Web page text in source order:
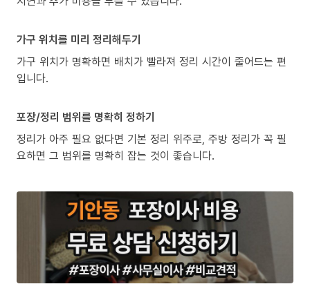
가구 위치를 미리 정리해두기
가구 위치가 명확하면 배치가 빨라져 정리 시간이 줄어드는 편
입니다.
포장/정리 범위를 명확히 정하기
정리가 아주 필요 없다면 기본 정리 위주로, 주방 정리가 꼭 필
요하면 그 범위를 명확히 잡는 것이 좋습니다.